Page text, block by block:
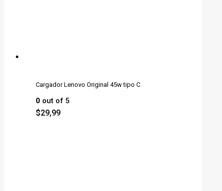
Cargador Lenovo Original 45w tipo C
0 out of 5
$29,99